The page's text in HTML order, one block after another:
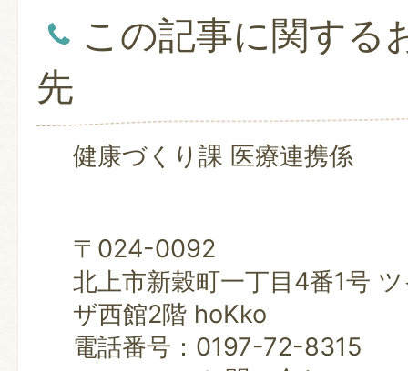
この記事に関する
先
健康づくり課 医療連携係
〒024-0092
北上市新穀町一丁目4番1号
ザ西館2階 hoKko
電話番号：0197-72-8315